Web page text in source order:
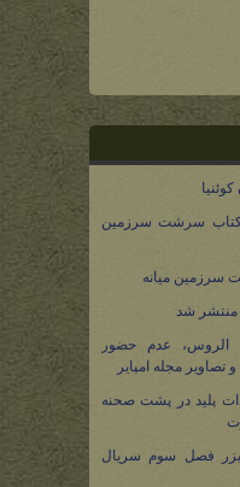
کتاب سرشت سرزمین
میانه
شد
الروس، عدم حضور
مجله امپایر
پلید در پشت صحنه
فصل سوم سریال